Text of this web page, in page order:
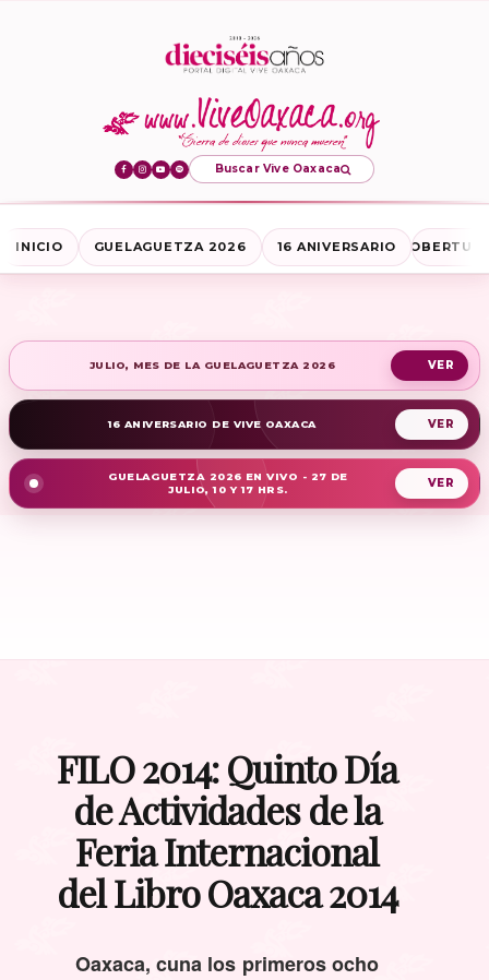
Buscar Vive Oaxaca
INICIO GUELAGUETZA 2026 16 ANIVERSARIO
JULIO, MES DE LA GUELAGUETZA 2026
16 ANIVERSARIO DE VIVE OAXACA
GUELAGUETZA 2026 EN VIVO - 27 DE
JULIO, 10 Y 17 HRS.
FILO 2014: Quinto Día
de Actividades de la
Feria Internacional
del Libro Oaxaca 2014
Oaxaca, cuna los primeros ocho